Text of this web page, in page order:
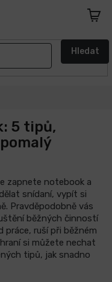
Hledat
5 tipů,
zapnete notebook a
snídaní, vypít si
Pravděpodobně vás
běžných činností
práce, ruší při běžném
si můžete nechat
tipů, jak snadno